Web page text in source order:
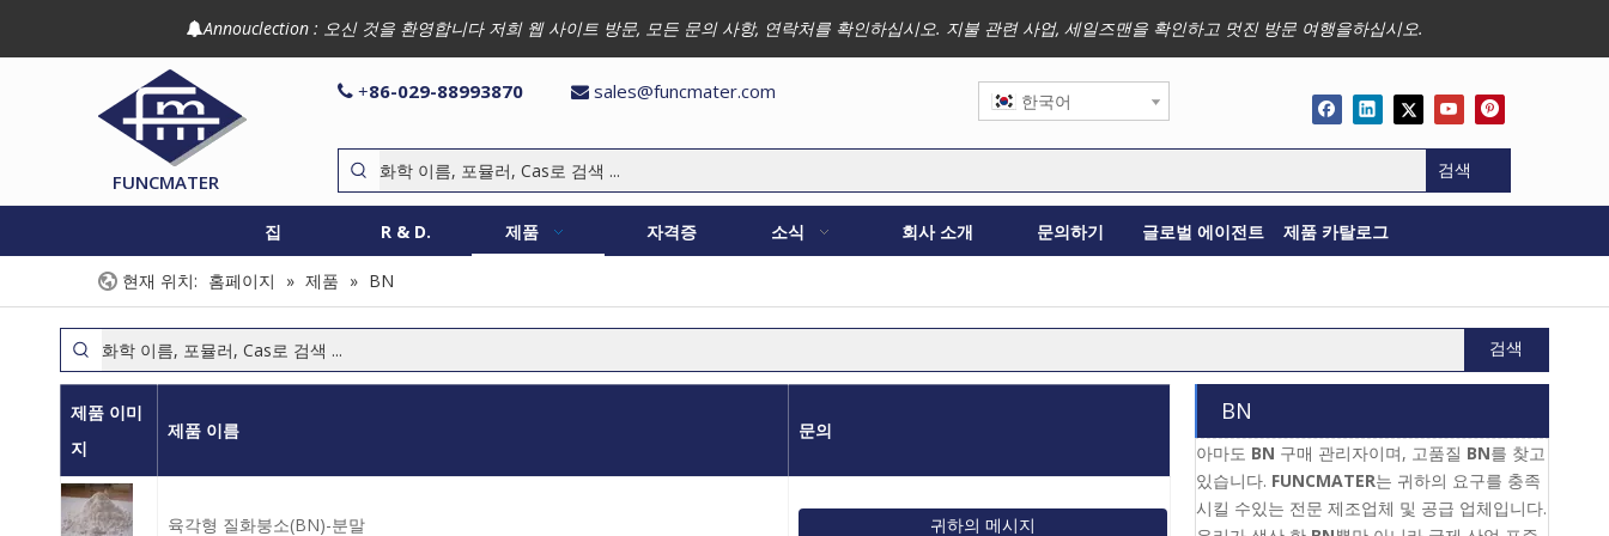
Annouclection : 오신 것을 환영합니다 저희 웹 사이트 방문, 모든 문의 사항, 연락처를 확인하십시오. 지불 관련 사업, 세일즈맨을 확인하고 멋진 방문 여행을하십시오.
FUNCMATER
 +86-029-88993870  sales@funcmater.com 한국어
검색
집 R & D. 제품 자격증 소식 회사 소개 문의하기 글로벌 에이전트 제품 카탈로그
현재 위치: 홈페이지 » 제품 » BN
검색
제품 이미
지
제품 이름 문의
육각형 질화붕소(BN)-분말 귀하의 메시지
BN
아마도 BN 구매 관리자이며, 고품질 BN를 찾고
있습니다. FUNCMATER는 귀하의 요구를 충족
시킬 수있는 전문 제조업체 및 공급 업체입니다.